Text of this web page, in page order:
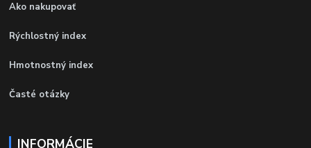
Ako nakupovať
Rýchlostný index
Hmotnostný index
Časté otázky
INFORMÁCIE